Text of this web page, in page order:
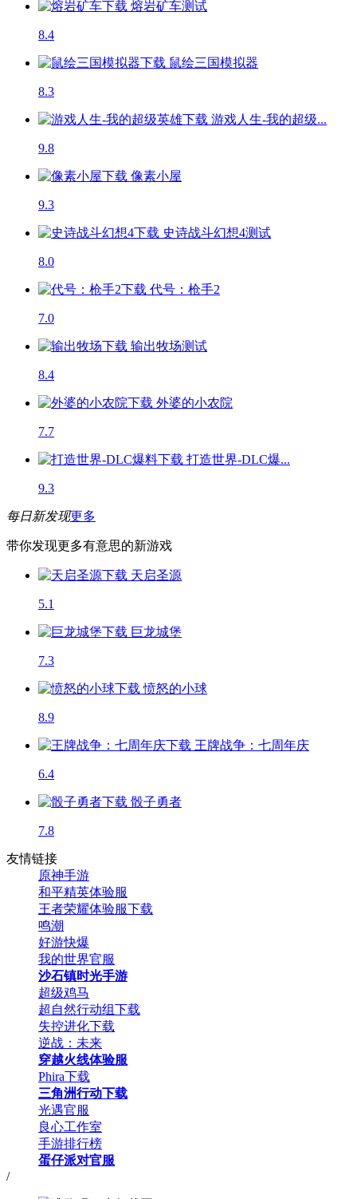
熔岩矿车测试
8.4
鼠绘三国模拟器
8.3
游戏人生-我的超级...
9.8
像素小屋
9.3
史诗战斗幻想4测试
8.0
代号：枪手2
7.0
输出牧场测试
8.4
外婆的小农院
7.7
打造世界-DLC爆...
9.3
每日新发现更多
带你发现更多有意思的新游戏
天启圣源
5.1
巨龙城堡
7.3
愤怒的小球
8.9
王牌战争：七周年庆
6.4
骰子勇者
7.8
友情链接
原神手游
和平精英体验服
王者荣耀体验服下载
鸣潮
好游快爆
我的世界官服
沙石镇时光手游
超级鸡马
超自然行动组下载
失控进化下载
逆战：未来
穿越火线体验服
Phira下载
三角洲行动下载
光遇官服
良心工作室
手游排行榜
蛋仔派对官服
/